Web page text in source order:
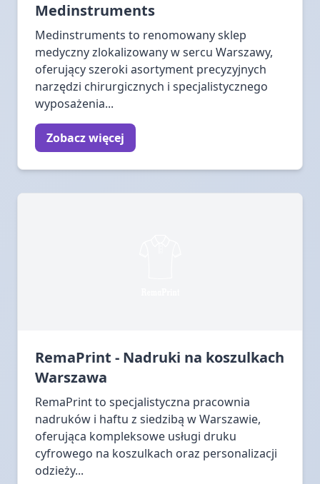
Medinstruments
Medinstruments to renomowany sklep
medyczny zlokalizowany w sercu Warszawy,
oferujący szeroki asortyment precyzyjnych
narzędzi chirurgicznych i specjalistycznego
wyposażenia...
Zobacz więcej
RemaPrint - Nadruki na koszulkach
Warszawa
RemaPrint to specjalistyczna pracownia
nadruków i haftu z siedzibą w Warszawie,
oferująca kompleksowe usługi druku
cyfrowego na koszulkach oraz personalizacji
odzieży...